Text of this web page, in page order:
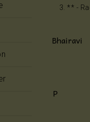
** -
Bhairavi
P